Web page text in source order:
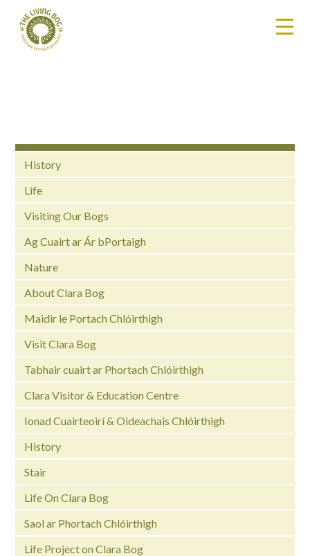
History
Life
Visiting Our Bogs
Ag Cuairt ar Ár bPortaigh
Nature
About Clara Bog
Maidir le Portach Chlóirthigh
Visit Clara Bog
Tabhair cuairt ar Phortach Chlóirthigh
Clara Visitor & Education Centre
Ionad Cuairteoirí & Oideachais Chlóirthigh
History
Stair
Life On Clara Bog
Saol ar Phortach Chlóirthigh
Life Project on Clara Bog